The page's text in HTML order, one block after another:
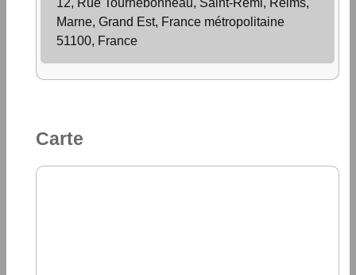
12, Rue Tournebonneau, Saint-Remi, Reims,
Marne, Grand Est, France métropolitaine
51100, France
Carte